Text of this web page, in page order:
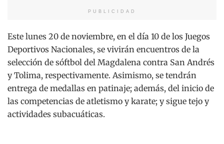
PUBLICIDAD
Este lunes 20 de noviembre, en el día 10 de los Juegos
Deportivos Nacionales, se vivirán encuentros de la
selección de sóftbol del Magdalena contra San Andrés
y Tolima, respectivamente. Asimismo, se tendrán
entrega de medallas en patinaje; además, del inicio de
las competencias de atletismo y karate; y sigue tejo y
actividades subacuáticas.